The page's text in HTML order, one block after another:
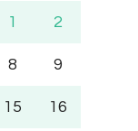
1 2
8 9
15 16